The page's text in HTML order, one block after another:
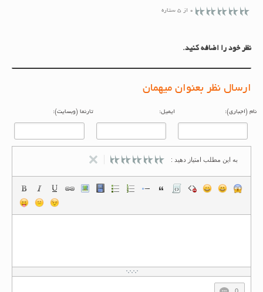
0 از 5 ستاره
نظر خود را اضافه کنید.
ارسال نظر بعنوان میهمان
(اجباری): ایمیل: تارنما (وبسایت):
به این مطلب امتیاز دهید :